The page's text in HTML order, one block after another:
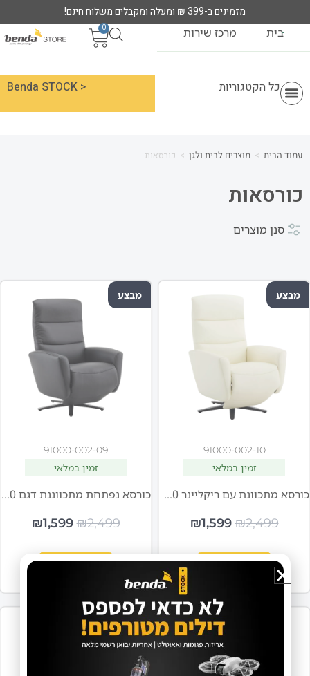
מזמינים ב-399 ₪ ומעלה ומקבלים משלוח חינם!
בית מרכז שירות 0
כל הקטגוריות < Benda STOCK
עמוד הבית > מוצרים לבית ולגן > כורסאות
כורסאות
סנן מוצרים
מבצע
91000-002-10
זמין במלאי
כורסא מתכוונת עם ריקליינר BRC710 בצבע לבן
₪2,499
₪1,599
הוספה לסל
מבצע
91000-002-09
זמין במלאי
כורסא נפתחת מתכווננת דגם BRC710 בצבע שחור מבית BENDA
₪2,499
₪1,599
הוספה לסל